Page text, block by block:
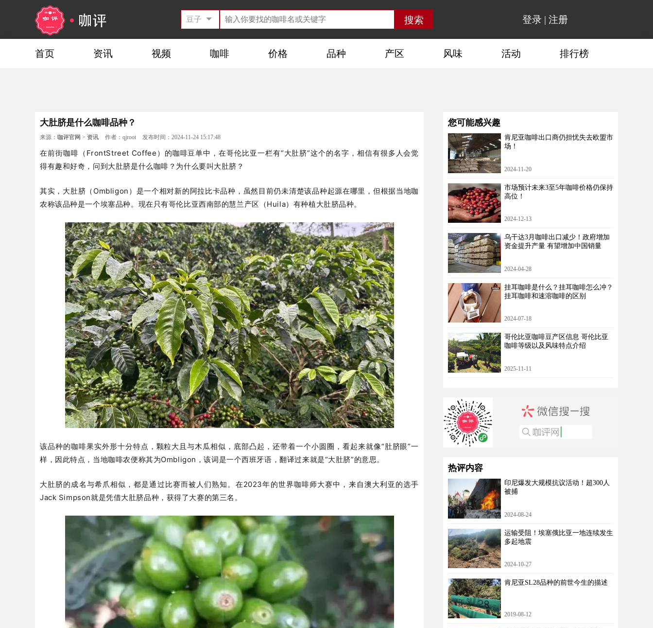
登录 | 注册
首页 资讯 视频 咖啡 价格 品种 产区 风味 活动 排行榜
大肚脐是什么咖啡品种？
来源： 咖评官网 > 资讯 作者：qjroot 发布时间：2024-11-24 15:17:48
在前街咖啡（FrontStreet Coffee）的咖啡豆单中，在哥伦比亚一栏有“大肚脐”这个的名字，相信有很多人会觉
得有趣和好奇，问到大肚脐是什么咖啡？为什么要叫大肚脐？
其实，大肚脐（Ombligon）是一个相对新的阿拉比卡品种，虽然目前仍未清楚该品种起源在哪里，但根据当地咖
农称该品种是一个埃塞品种。现在只有哥伦比亚西南部的慧兰产区（Huila）有种植大肚脐品种。
该品种的咖啡果实外形十分特点，颗粒大且与木瓜相似，底部凸起，还带着一个小圆圈，看起来就像“肚脐眼”一
样，因此特点，当地咖啡农便称其为Ombligon，该词是一个西班牙语，翻译过来就是“大肚脐”的意思。
大肚脐的成名与希爪相似，都是通过比赛而被人们熟知。在2023年的世界咖啡师大赛中，来自澳大利亚的选手
Jack Simpson就是凭借大肚脐品种，获得了大赛的第三名。
您可能感兴趣
肯尼亚咖啡出口商仍担忧失去欧盟市
场！
2024-11-20
市场预计未来3至5年咖啡价格仍保持
高位！
2024-12-13
乌干达3月咖啡出口减少！政府增加
资金提升产量 有望增加中国销量
2024-04-28
挂耳咖啡是什么？挂耳咖啡怎么冲？
挂耳咖啡和速溶咖啡的区别
2024-07-18
哥伦比亚咖啡豆产区信息 哥伦比亚
咖啡等级以及风味特点介绍
2025-11-11
热评内容
印尼爆发大规模抗议活动！超300人
被捕
2024-08-24
运输受阻！埃塞俄比亚一地连续发生
多起地震
2024-10-27
肯尼亚SL28品种的前世今生的描述
2019-08-12